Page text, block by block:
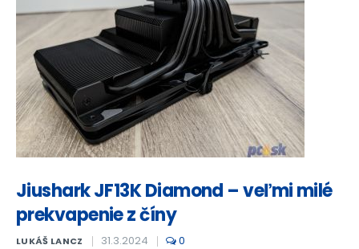
Jiushark JF13K Diamond – veľmi milé
prekvapenie z číny
LUKÁŠ LANCZ 31.3.2024 0